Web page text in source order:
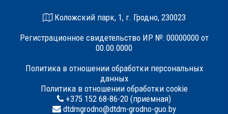
Коложский парк, 1, г. Гродно, 230023
Регистрационное свидетельство ИР №: 00000000 от
00.00.0000
Политика в отношении обработки персональных
данных
Политика в отношении обработки cookie
+375 152 68-86-20 (приемная)
dtdmgrodno@dtdm-grodno-guo.by